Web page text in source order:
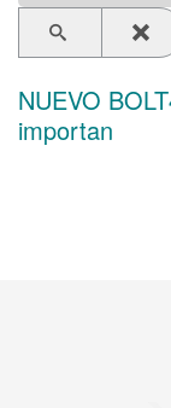
NUEVO
importan